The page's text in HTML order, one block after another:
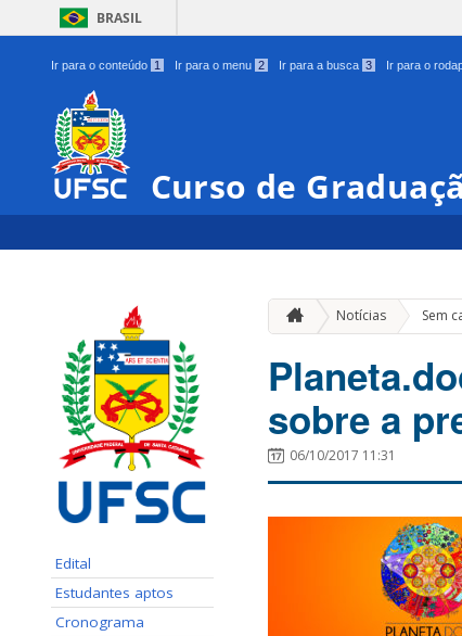
BRASIL
Ir para o conteúdo 1 Ir para o menu 2 Ir para a busca 3 Ir para o
Curso de
Edital
Estudantes aptos
Cronograma
Notícias Sem
sobre a
06/10/2017 11:31